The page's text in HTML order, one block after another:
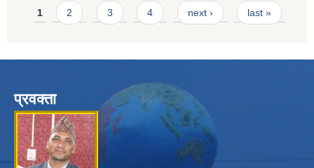
Pages
1 2 3 4 next › last »
प्रवक्ता